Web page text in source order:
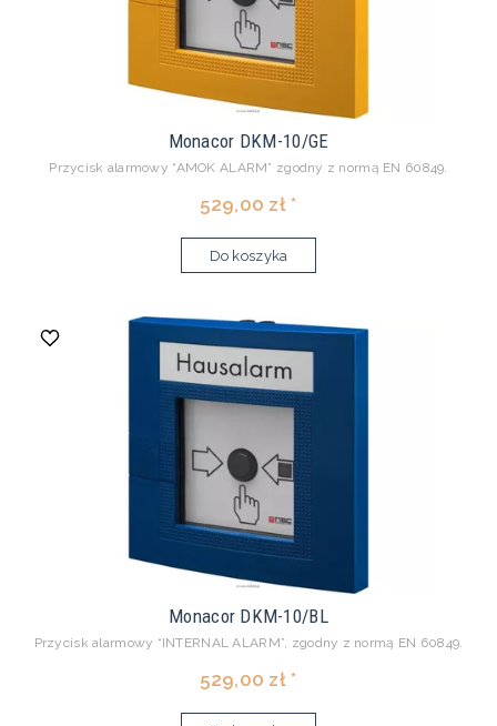
Monacor DKM-10/GE
Przycisk alarmowy “AMOK ALARM” zgodny z normą EN 60849.
529,00 zł *
Do koszyka
Monacor DKM-10/BL
Przycisk alarmowy “INTERNAL ALARM”, zgodny z normą EN 60849.
529,00 zł *